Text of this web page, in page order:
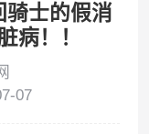
骑士的假消
病！！
07